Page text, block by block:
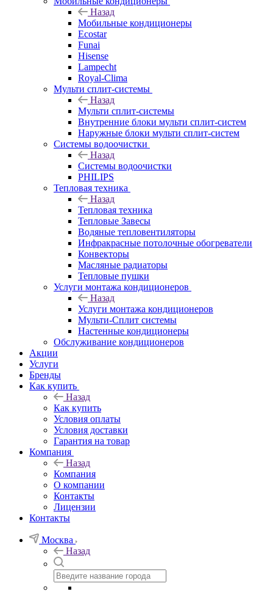
Назад
Мобильные кондиционеры
Ecostar
Funai
Hisense
Lampecht
Royal-Clima
Мульти сплит-системы
Назад
Мульти сплит-системы
Внутренние блоки мульти сплит-систем
Наружные блоки мульти сплит-систем
Системы водоочистки
Назад
Системы водоочистки
PHILIPS
Тепловая техника
Назад
Тепловая техника
Тепловые Завесы
Водяные тепловентиляторы
Инфракрасные потолочные обогреватели
Конвекторы
Масляные радиаторы
Тепловые пушки
Услуги монтажа кондиционеров
Назад
Услуги монтажа кондиционеров
Мульти-Сплит системы
Настенные кондиционеры
Обслуживание кондиционеров
Акции
Услуги
Бренды
Как купить
Назад
Как купить
Условия оплаты
Условия доставки
Гарантия на товар
Компания
Назад
Компания
О компании
Контакты
Лицензии
Контакты
Москва
Назад